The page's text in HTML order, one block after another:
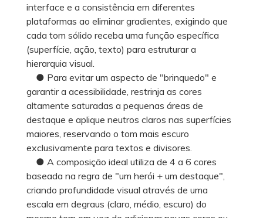
interface e a consistência em diferentes
plataformas ao eliminar gradientes, exigindo que
cada tom sólido receba uma função específica
(superfície, ação, texto) para estruturar a
hierarquia visual.
● Para evitar um aspecto de "brinquedo" e
garantir a acessibilidade, restrinja as cores
altamente saturadas a pequenas áreas de
destaque e aplique neutros claros nas superfícies
maiores, reservando o tom mais escuro
exclusivamente para textos e divisores.
● A composição ideal utiliza de 4 a 6 cores
baseada na regra de "um herói + um destaque",
criando profundidade visual através de uma
escala em degraus (claro, médio, escuro) do